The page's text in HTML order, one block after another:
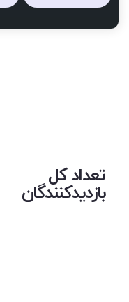
تعداد کل
بازدیدکنندگان